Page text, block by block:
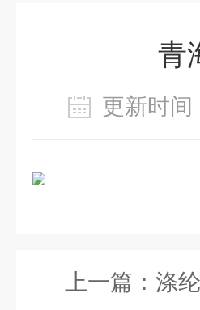
青
更新时
上一篇： 涤